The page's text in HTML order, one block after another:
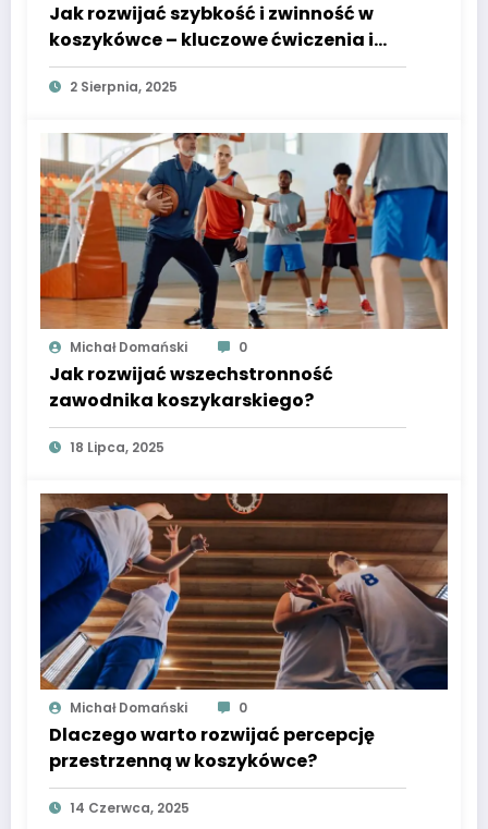
Jak rozwijać szybkość i zwinność w
koszykówce – kluczowe ćwiczenia i
metody treningowe
2 Sierpnia, 2025
Michał Domański 0
Jak rozwijać wszechstronność
zawodnika koszykarskiego?
18 Lipca, 2025
Michał Domański 0
Dlaczego warto rozwijać percepcję
przestrzenną w koszykówce?
14 Czerwca, 2025